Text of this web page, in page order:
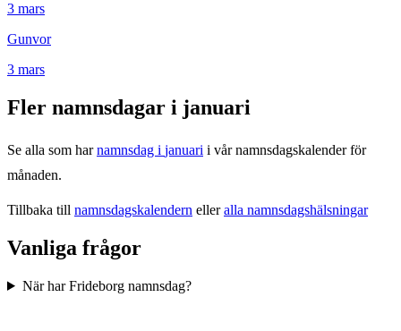
3 mars
Gunvor
3 mars
Fler namnsdagar i januari
Se alla som har namnsdag i januari i vår namnsdagskalender för
månaden.
Tillbaka till namnsdagskalendern elleralla namnsdagshälsningar
Vanliga frågor
När har Frideborg namnsdag?